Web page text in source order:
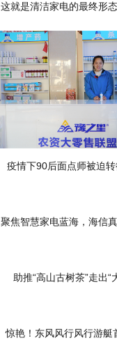
这就是清洁家电的最终形
疫情下90后面点师被迫
聚焦智慧家电蓝海，海信
助推“高山古树茶”走出“
惊艳！东风风行风行游艇